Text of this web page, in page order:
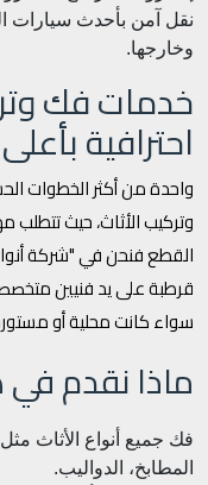
نقل آمن بأحدث سيارات
وخارجها.
خدمات فك
احترافية
واحدة من أكثر
وتركيب الأثاث، حيث
القطع فنحن في "شركة
قرطبة على يد فنيين
سواء كانت محلية أو
ماذا نقدم
فك جميع أنواع الأثاث
المطابخ، الدواليب.